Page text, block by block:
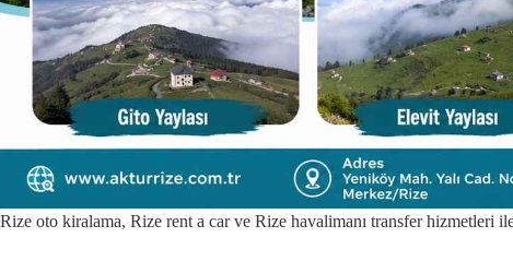
Rize oto kiralama, Rize rent a car ve Rize havalimanı transfer hizmetleri